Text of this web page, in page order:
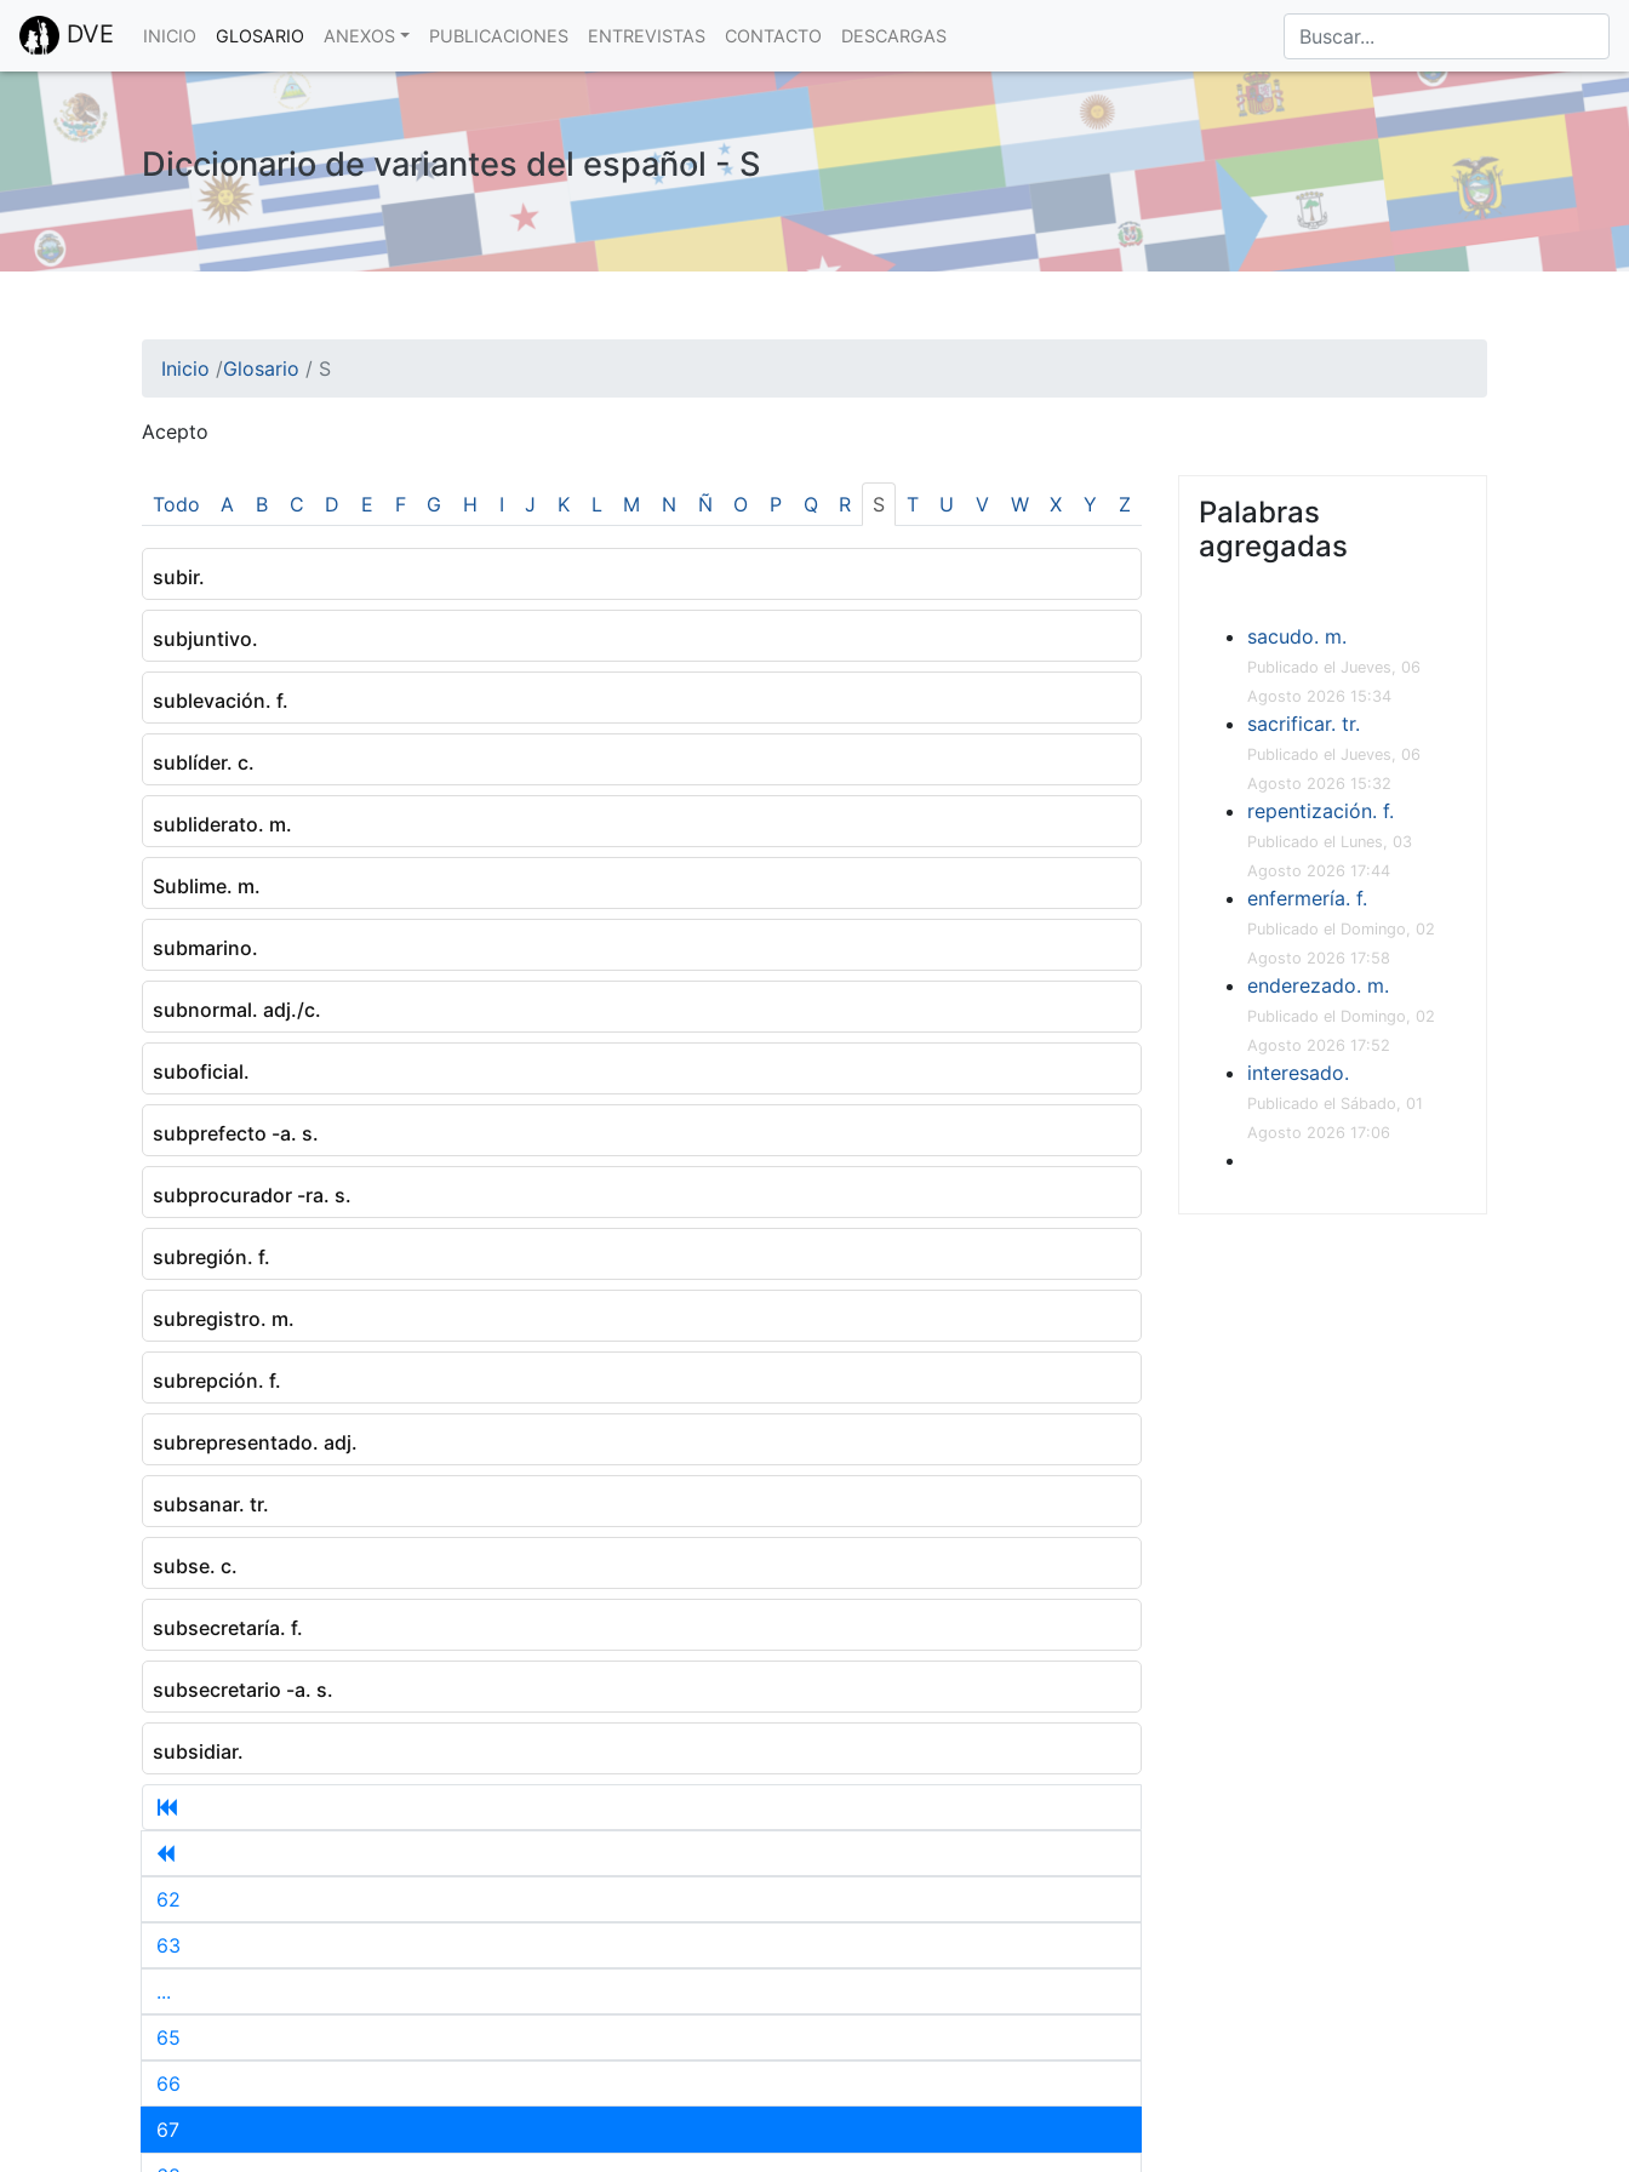
DVE INICIO GLOSARIO ANEXOS PUBLICACIONES ENTREVISTAS CONTACTO DESCARGAS
Diccionario de variantes del español - S
Inicio /Glosario / S
Acepto
Todo A B C D E F G H I J K L M N Ñ O P Q R S T U V W X Y Z
subir.
subjuntivo.
sublevación. f.
sublíder. c.
subliderato. m.
Sublime. m.
submarino.
subnormal. adj./c.
suboficial.
subprefecto -a. s.
subprocurador -ra. s.
subregión. f.
subregistro. m.
subrepción. f.
subrepresentado. adj.
subsanar. tr.
subse. c.
subsecretaría. f.
subsecretario -a. s.
subsidiar.
62
63
...
65
66
67
Palabras
agregadas
sacudo. m.
Publicado el Jueves, 06
Agosto 2026 15:34
sacrificar. tr.
Publicado el Jueves, 06
Agosto 2026 15:32
repentización. f.
Publicado el Lunes, 03
Agosto 2026 17:44
enfermería. f.
Publicado el Domingo, 02
Agosto 2026 17:58
enderezado. m.
Publicado el Domingo, 02
Agosto 2026 17:52
interesado.
Publicado el Sábado, 01
Agosto 2026 17:06